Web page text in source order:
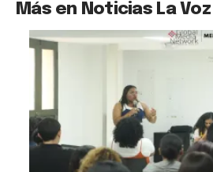
Más en Noticias La